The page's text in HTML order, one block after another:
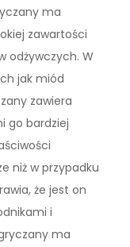
ma
zawartości
odżywczych. W
jak miód
zawiera
go bardziej
niż w przypadku
że jest on
i
ma